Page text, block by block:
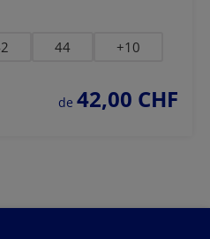
44 +10
prix régulier :
de 42,00 CHF